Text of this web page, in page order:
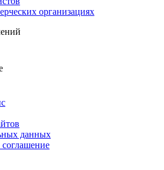
организациях
данных
соглашение